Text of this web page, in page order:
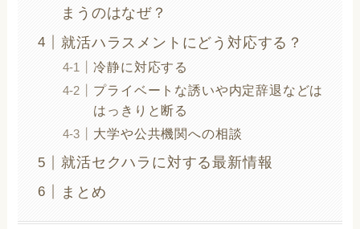
まうのはなぜ？
就活ハラスメントにどう対応する？
冷静に対応する
プライベートな誘いや内定辞退などは
はっきりと断る
大学や公共機関への相談
就活セクハラに対する最新情報
まとめ